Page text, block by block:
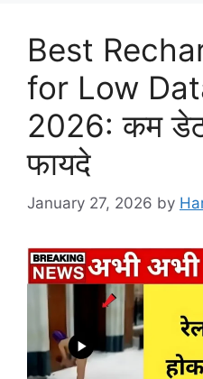
Best
for Low
2026: कम
फायदे
January 27, 2026 by